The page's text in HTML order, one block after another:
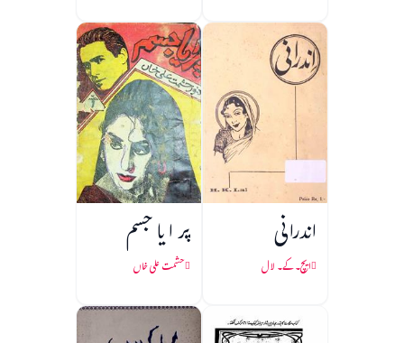
اندرانی
ایچ۔ کے۔ لال
پر ا یا جسم
حشمت علی خاں